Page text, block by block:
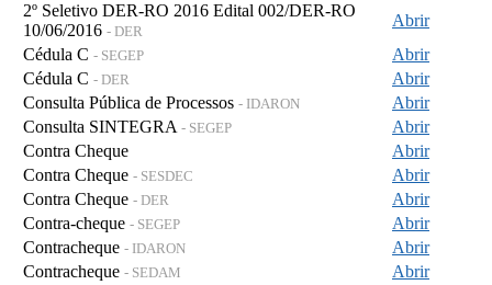
2º Seletivo DER-RO 2016 Edital 002/DER-RO
10/06/2016 - DER
Abrir
Cédula C - SEGEP
Abrir
Cédula C - DER
Abrir
Consulta Pública de Processos - IDARON
Abrir
Consulta SINTEGRA - SEGEP
Abrir
Contra Cheque
Abrir
Contra Cheque - SESDEC
Abrir
Contra Cheque - DER
Abrir
Contra-cheque - SEGEP
Abrir
Contracheque - IDARON
Abrir
Contracheque - SEDAM
Abrir